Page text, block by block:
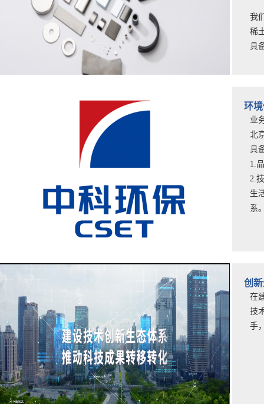
我
稀
具
环
业
北
具
1.
2.
生
系
创
在
技
手